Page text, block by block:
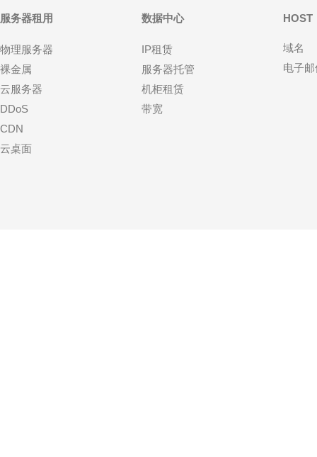
服务器租用
物理服务器
裸金属
云服务器
DDoS
CDN
云桌面
数据中心
IP租赁
服务器托管
机柜租赁
带宽
HOST
域名
电子